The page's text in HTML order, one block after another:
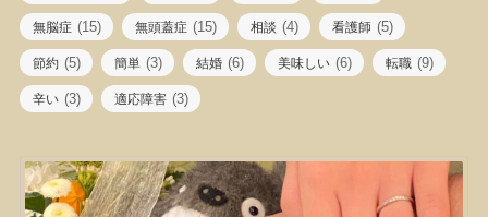
無脳症 (15) 無頭蓋症 (15) 相談 (4) 看護師 (5)
節約 (5) 簡単 (3) 結婚 (6) 美味しい (6) 転職 (9)
辛い (3) 適応障害 (3)